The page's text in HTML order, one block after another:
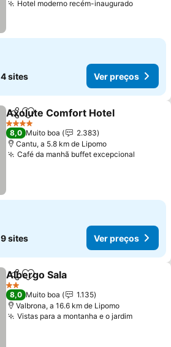
Hotel moderno recém-inauguradoVer
4 sites Ver preços
PartilharAdicionar aos favoritos
Axolute Comfort Hotel
4 Estrelas
8,0 Muito boa
2.383
Cantu, a 5.8 km de Lipomo
Café da manhã buffet excepcional
9 sites Ver preços
PartilharAdicionar aos favoritos
Albergo Sala
2 Estrelas
8,0 Muito boa
1.135
Valbrona, a 16.6 km de Lipomo
Vistas para a montanha e o jardimVer